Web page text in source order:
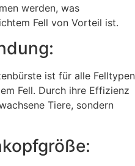
werden, was
Fell von Vorteil ist.
ist für alle Felltypen
Fell. Durch ihre Effizienz
Tiere, sondern